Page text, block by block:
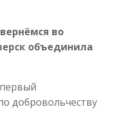
во
объединила
добровольчеству